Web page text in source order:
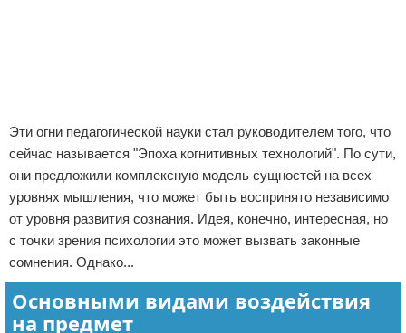
Эти огни педагогической науки стал руководителем того, что
сейчас называется "Эпоха когнитивных технологий". По сути,
они предложили комплексную модель сущностей на всех
уровнях мышления, что может быть воспринято независимо
от уровня развития сознания. Идея, конечно, интересная, но
с точки зрения психологии это может вызвать законные
сомнения. Однако...
Основными видами воздействия
на предмет